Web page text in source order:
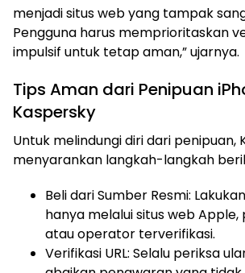
menjadi situs web yang tampak
Pengguna harus memprioritaskan
impulsif untuk tetap aman,” ujarnya.
Tips Aman dari Penipuan
Kaspersky
Untuk melindungi diri dari penipuan,
menyarankan langkah-langkah
Beli dari Sumber Resmi:
hanya melalui situs web Apple,
atau operator terverifikasi.
Verifikasi URL: Selalu periksa